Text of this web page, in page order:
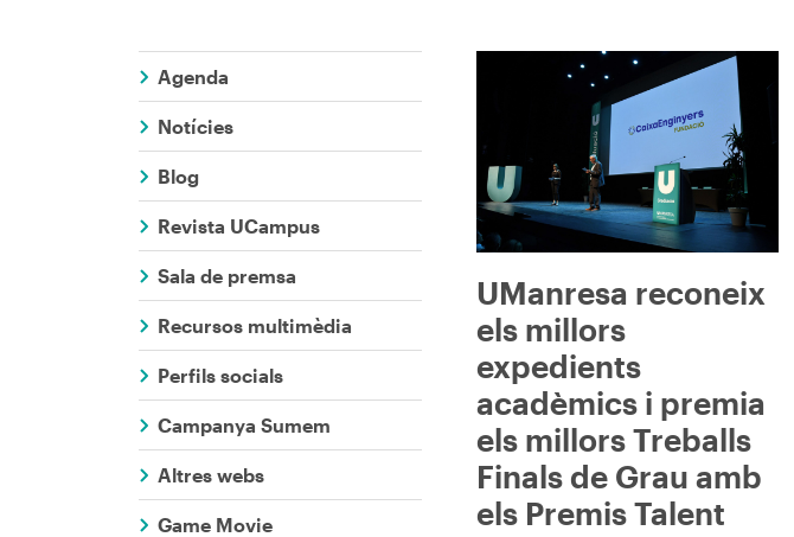
d'Ariadna
Comunicació
Agenda
Notícies
Blog
Revista UCampus
Sala de premsa
Recursos multimèdia
Perfils socials
Campanya Sumem
Altres webs
Game Movie
UManresa reconeix
els millors
expedients
acadèmics i premia
els millors Treballs
Finals de Grau amb
els Premis Talent